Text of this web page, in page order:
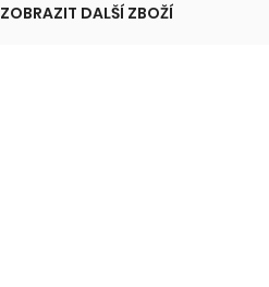
ZOBRAZIT DALŠÍ ZBOŽÍ